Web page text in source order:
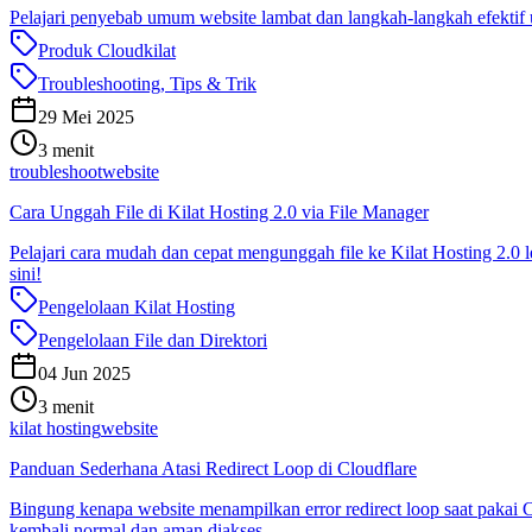
Pelajari penyebab umum website lambat dan langkah-langkah
Produk Cloudkilat
Troubleshooting, Tips & Trik
29 Mei 2025
3 menit
troubleshootwebsite
Cara Unggah File di Kilat Hosting 2.0 via File Manager
Pelajari cara mudah dan cepat mengunggah file ke Kilat Hosting
sini!
Pengelolaan Kilat Hosting
Pengelolaan File dan Direktori
04 Jun 2025
3 menit
kilat hostingwebsite
Panduan Sederhana Atasi Redirect Loop di Cloudflare
Bingung kenapa website menampilkan error redirect loop saat pakai